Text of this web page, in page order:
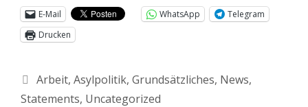
E-Mail
WhatsApp
Telegram
Drucken
Arbeit, Asylpolitik, Grundsätzliches, News,
Statements, Uncategorized